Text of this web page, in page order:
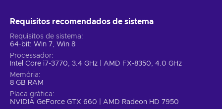
Requisitos recomendados de sistema
Requisitos de sistema
64-bit: Win 7, Win 8
Processador
Intel Core i7-3770, 3.4 GHz | AMD FX-8350, 4.0 GHz
Memória
8 GB RAM
Placa gráfica
NVIDIA GeForce GTX 660 | AMD Radeon HD 7950